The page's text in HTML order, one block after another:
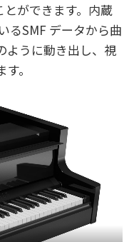
とができます。内蔵
るSMF データから曲
ように動き出し、視
。